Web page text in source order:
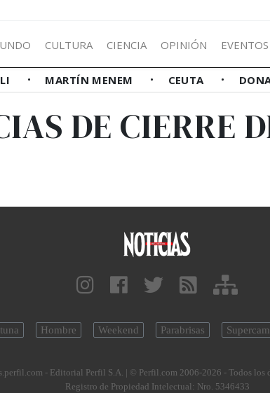
CULTURA CIENCIA OPINIÓN EVENTOS
MARTÍN MENEM CEUTA
DE CIERRE
Hombre Weekend Parabrisas
- Editorial Perfil S.A. | © Perfil.com 2006-2026 - Todos los
Registro de Propiedad Intelectual: Nro. 5346433